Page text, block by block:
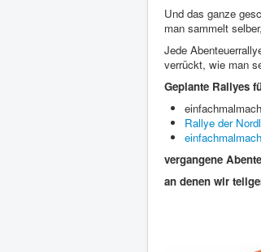
Und das ganze
man sammelt
Jede
verrückt, wie man
Geplante Rallyes
Rallye der
vergangene
an denen wir